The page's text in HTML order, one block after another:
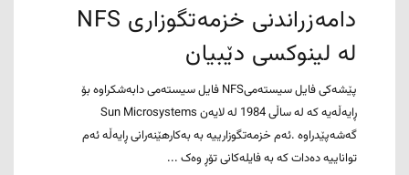
دامەزراندنی خزمەتگوزاری NFS
لە لینوکسی دێبیان
پێشەکی فایل سیستەمیNFS فایل سیستەمی دابەشکراوە بۆ
ڕایەڵەیە کە لە ساڵی 1984 لە لایەن Sun Microsystems
گەشەپێدراوە .ئەم خزمەتگوزارییە بە بەکارهێنەرانی ڕایەڵە ئەم
تواناییە دەدات کە بە فایلەکانی تۆڕ وەک ...